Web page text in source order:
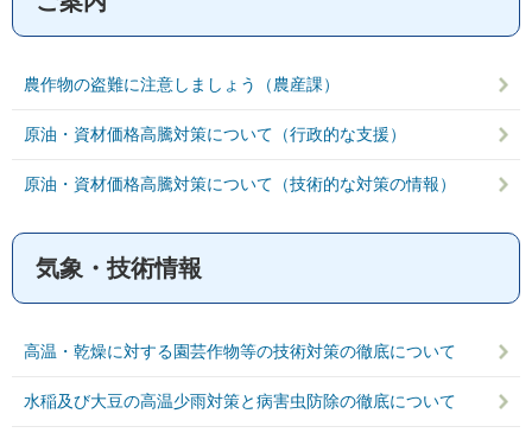
農作物の盗難に注意しましょう（農産課）
原油・資材価格高騰対策について（行政的な支援）
原油・資材価格高騰対策について（技術的な対策の情報）
気象・技術情報
高温・乾燥に対する園芸作物等の技術対策の徹底について
水稲及び大豆の高温少雨対策と病害虫防除の徹底について